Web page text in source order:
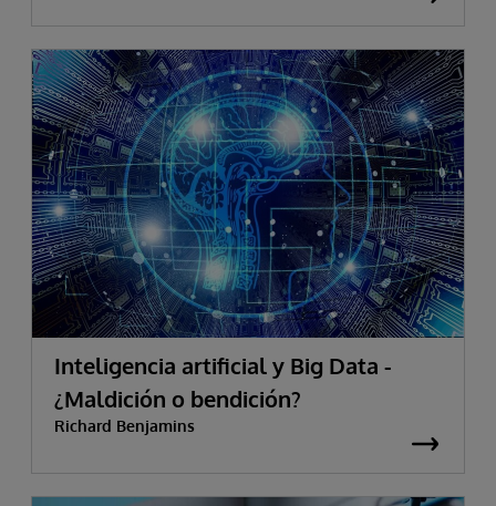
Inteligencia artificial y Big Data -
¿Maldición o bendición?
Richard Benjamins